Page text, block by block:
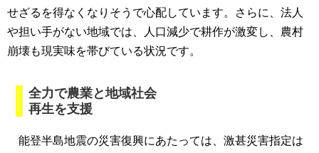
せざるを得なくなりそうで心配しています。さらに、法人
や担い手がない地域では、人口減少で耕作が激変し、農村
崩壊も現実味を帯びている状況です。
全力で農業と地域社会
再生を支援
能登半島地震の災害復興にあたっては、激甚災害指定は